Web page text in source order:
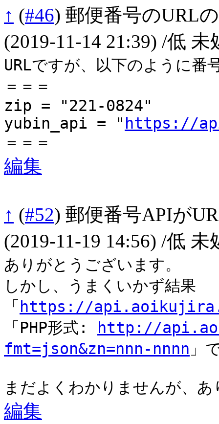
↑ (#46) 郵便番号のURL
(2019-11-14 21:39) /低 未
URLですが、以下のように番
＝＝＝
zip = "221-0824"
yubin_api = " https://
＝＝＝
編集
↑ (#52) 郵便番号APIが
(2019-11-19 14:56) /低 未
ありがとうございます。
しかし、うまくいかず結果
「 https://
「PHP形式:
http://
fmt=json&zn=nnn-nnnn 」
まだよくわかりませんが、
編集